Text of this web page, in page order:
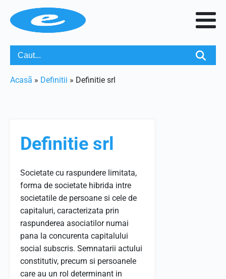
Acasã » Definitii » Definitie srl
Definitie srl
Societate cu raspundere limitata,
forma de societate hibrida intre
societatile de persoane si cele de
capitaluri, caracterizata prin
raspunderea asociatilor numai
pana la concurenta capitalului
social subscris. Semnatarii actului
constitutiv, precum si persoanele
care au un rol determinant in